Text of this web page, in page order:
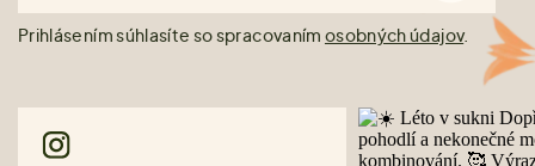
Prihlásením súhlasíte so spracovaním osobných údajov.